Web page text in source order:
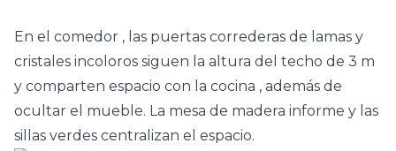
En el comedor , las puertas correderas de lamas y
cristales incoloros siguen la altura del techo de 3 m
y comparten espacio con la cocina , además de
ocultar el mueble. La mesa de madera informe y las
sillas verdes centralizan el espacio.